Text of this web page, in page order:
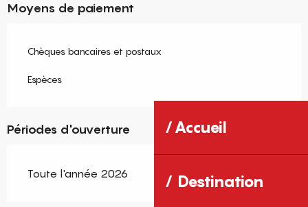
Accueil
Destination
Moyens de paiement
Chèques bancaires et postaux
Espèces
Périodes d'ouverture
Toute l'année 2026